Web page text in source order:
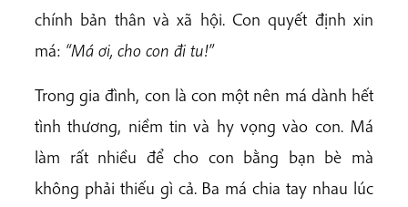
chính bản thân và xã hội. Con quyết định xin
má: “Má ơi, cho con đi tu!”
Trong gia đình, con là con một nên má dành hết
tình thương, niềm tin và hy vọng vào con. Má
làm rất nhiều để cho con bằng bạn bè mà
không phải thiếu gì cả. Ba má chia tay nhau lúc